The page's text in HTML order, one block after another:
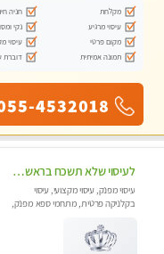
מקלחת
חניה
עיסוי מרגיע
נקי
מקום פרטי
עיסוי
תמונה אמיתית
דוברת
4532018
לעיסוי שלא תשכח בראשון לציון
עיסוי מפנק, עיסוי מקצועי, עיסוי
בקלניקה פרטית, מתחמי ספא מפנק,